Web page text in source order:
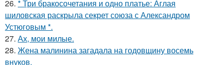
26. * Три бракосочетания и одно платье: Аглая
шиловская раскрыла секрет союза с Александром
Устюговым *.
27. Ах, мои милые.
28. Жена малинина загадала на годовщину восемь
внуков.